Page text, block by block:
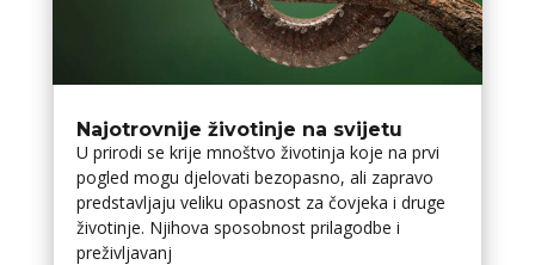
Najotrovnije životinje na svijetu
U prirodi se krije mnoštvo životinja koje na prvi
pogled mogu djelovati bezopasno, ali zapravo
predstavljaju veliku opasnost za čovjeka i druge
životinje. Njihova sposobnost prilagodbe i
preživljavanj